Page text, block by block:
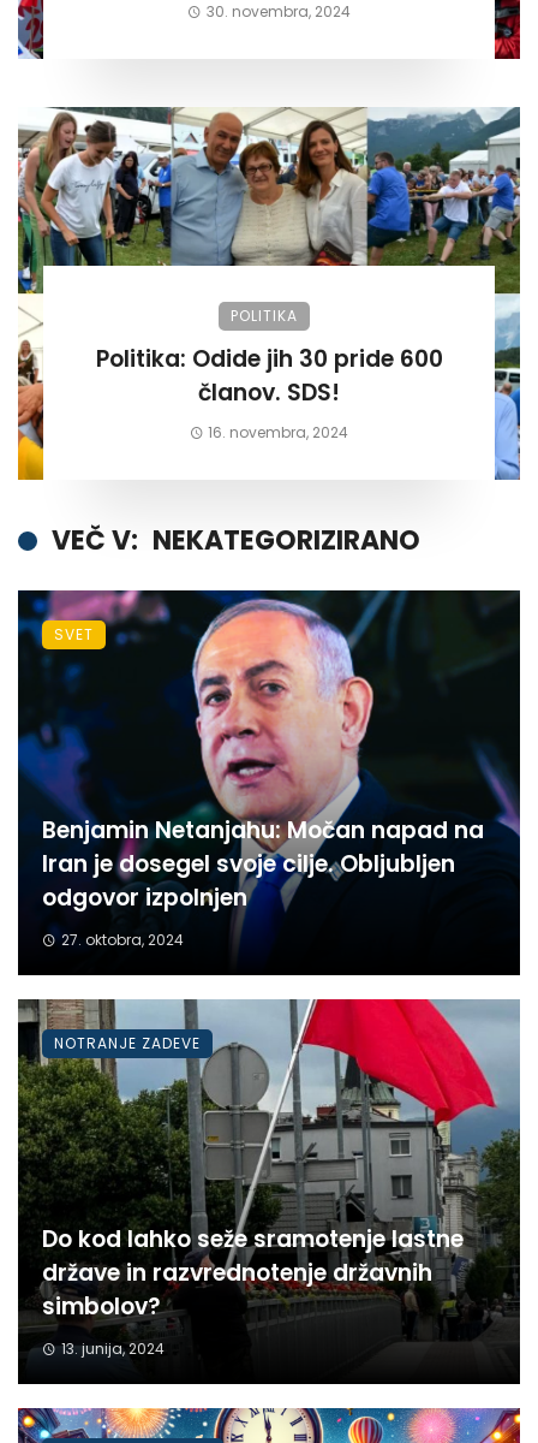
30. novembra, 2024
POLITIKA
Politika: Odide jih 30 pride 600
članov. SDS!
16. novembra, 2024
VEČ V: NEKATEGORIZIRANO
Benjamin Netanjahu: Močan napad na
Iran je dosegel svoje cilje. Obljubljen
odgovor izpolnjen
27. oktobra, 2024
SVET
Do kod lahko seže sramotenje lastne
države in razvrednotenje državnih
simbolov?
13. junija, 2024
NOTRANJE ZADEVE